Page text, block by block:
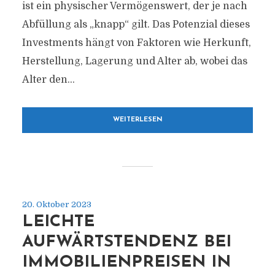
ist ein physischer Vermögenswert, der je nach
Abfüllung als „knapp“ gilt. Das Potenzial dieses
Investments hängt von Faktoren wie Herkunft,
Herstellung, Lagerung und Alter ab, wobei das
Alter den...
WEITERLESEN
20. Oktober 2023
LEICHTE
AUFWÄRTSTENDENZ BEI
IMMOBILIENPREISEN IN